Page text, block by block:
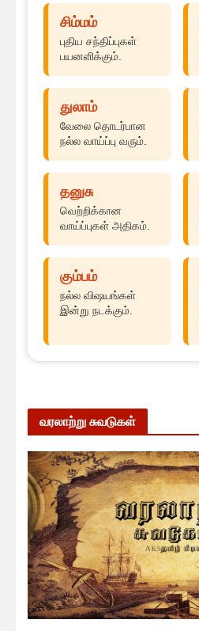
சிம்மம்
புதிய சந்திப்புகள்
பயனளிக்கும்.
துலாம்
வேலை தொடர்பான
நல்ல வாய்ப்பு வரும்.
தனுசு
வெற்றிக்கான
வாய்ப்புகள் அதிகம்.
கும்பம்
நல்ல விஷயங்கள்
இன்று நடக்கும்.
வரலாற்று சுவடுகள்